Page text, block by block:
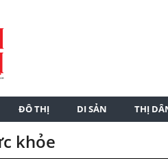
ĐÔ THỊ DI SẢN THỊ
khỏe